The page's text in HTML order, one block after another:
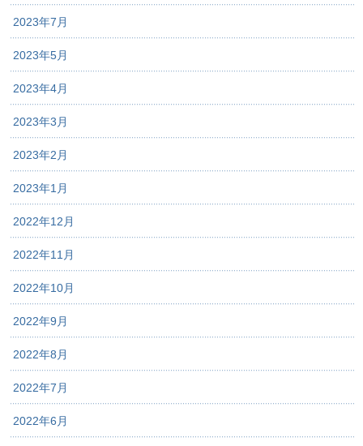
2023年7月
2023年5月
2023年4月
2023年3月
2023年2月
2023年1月
2022年12月
2022年11月
2022年10月
2022年9月
2022年8月
2022年7月
2022年6月